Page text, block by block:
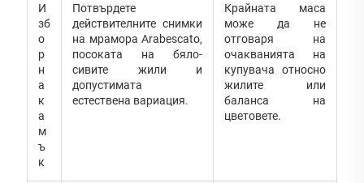
И
зб
о
р
н
а
к
а
м
ъ
к
Потвърдете
действителните снимки
на мрамора Arabescato,
посоката на бяло-
сивите жили и
допустимата
естествена вариация.
Крайната маса
може да не
отговаря на
очакванията на
купувача относно
жилите или
баланса на
цветовете.